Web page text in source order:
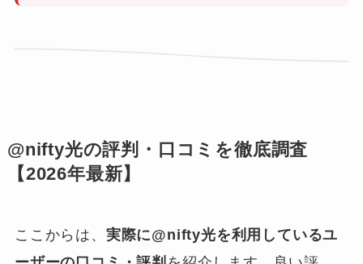
@nifty光の評判・口コミを徹底調査
【2026年最新】
ここからは、 実際に@nifty光を利用しているユ